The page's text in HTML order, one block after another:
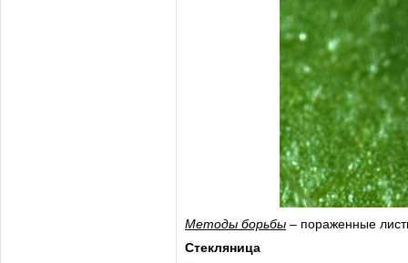
Методы борьбы – пораженные
Стекляница